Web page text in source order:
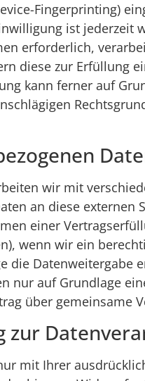
Fingerprinting)
ist
erforderlich,
diese zur Erfüllung
kann ferner auf
wir mit
an diese
einer
wenn wir ein
die
nur auf Grundlage
über gemeinsame
zur
mit Ihrer